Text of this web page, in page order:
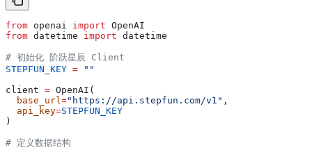
from openai import OpenAI
from datetime import datetime
# 初始化 阶跃星辰 Client
STEPFUN_KEY = ""
client = OpenAI(
  base_url
="https://api.stepfun.com/v1" ,
  api_key
=STEPFUN_KEY
)
# 定义数据结构